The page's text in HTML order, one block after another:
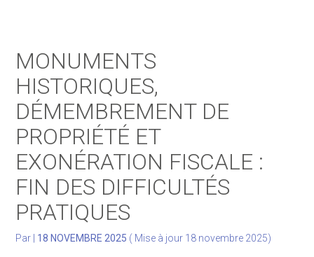
Gérer votre patrimoine
Facturation Électronique
MONUMENTS
HISTORIQUES,
DÉMEMBREMENT DE
PROPRIÉTÉ ET
EXONÉRATION FISCALE :
FIN DES DIFFICULTÉS
PRATIQUES
Par 18 NOVEMBRE 2025 ( Mise à jour 18 novembre 2025)